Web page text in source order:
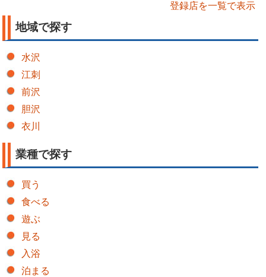
登録店を一覧で表示
地域で探す
水沢
江刺
前沢
胆沢
衣川
業種で探す
買う
食べる
遊ぶ
見る
入浴
泊まる